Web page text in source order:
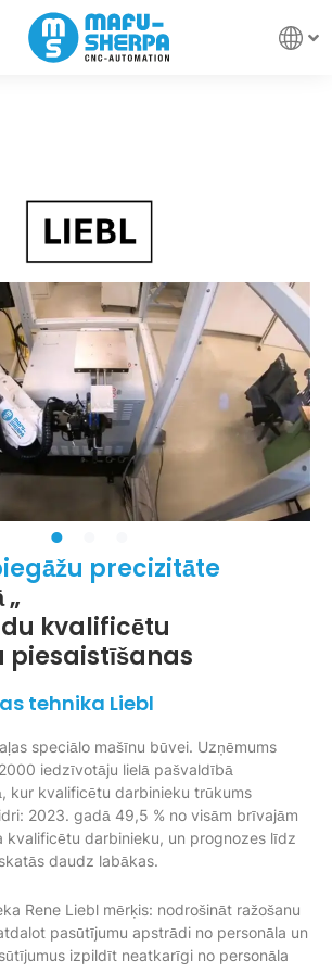
precizitāte
kvalificētu
piesaistīšanas
tehnika Liebl
speciālo mašīnu būvei. Uzņēmums
iedzīvotāju lielā pašvaldībā
kur kvalificētu darbinieku trūkums
2023. gadā 49,5 % no visām brīvajām
kvalificētu darbinieku, un prognozes līdz
daudz labākas.
Rene Liebl mērķis: nodrošināt ražošanu
pasūtījumu apstrādi no personāla un
izpildīt neatkarīgi no personāla